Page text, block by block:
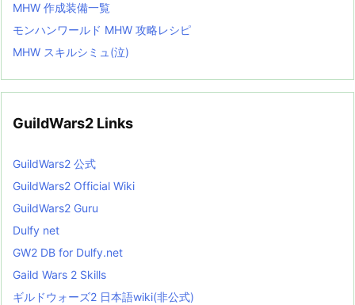
MHW 作成装備一覧
モンハンワールド MHW 攻略レシピ
MHW スキルシミュ(泣)
GuildWars2 Links
GuildWars2 公式
GuildWars2 Official Wiki
GuildWars2 Guru
Dulfy net
GW2 DB for Dulfy.net
Gaild Wars 2 Skills
ギルドウォーズ2 日本語wiki(非公式)